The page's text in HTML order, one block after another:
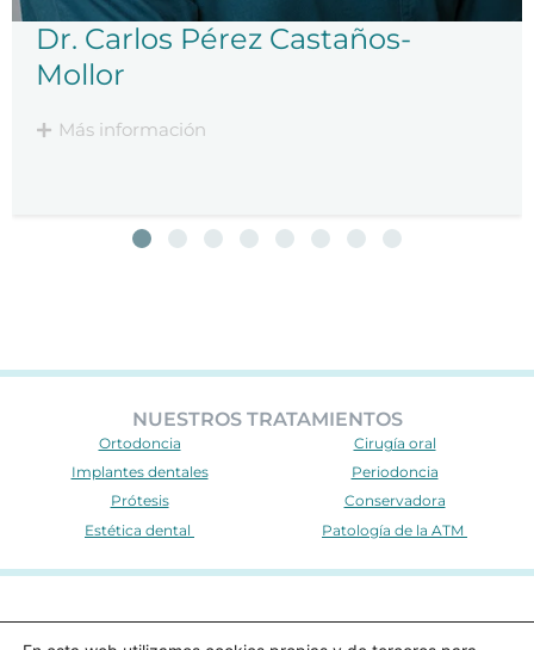
Castaños- Dra. Elena
NUESTROS TRATAMIENTOS
Ortodoncia
Implantes dentales
Prótesis
Estética dental
Cirugía oral
Periodoncia
Conservadora
Patología de la ATM